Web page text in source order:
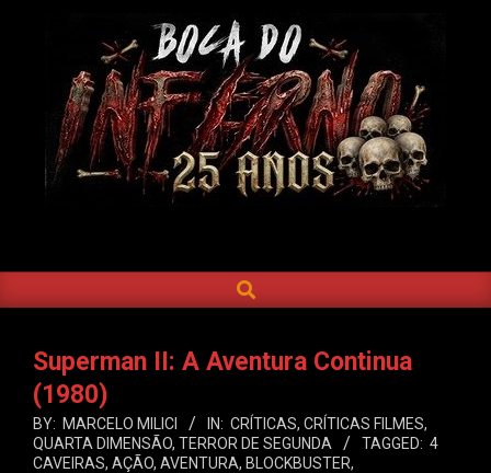
DO
INFERNO
Navigation
SEARCH
Superman II: A Aventura Continua
(1980)
BY: MARCELO MILICI IN: CRÍTICAS, CRÍTICAS FILMES,
QUARTA DIMENSÃO, TERROR DE SEGUNDA TAGGED: 4
CAVEIRAS, AÇÃO, AVENTURA, BLOCKBUSTER,